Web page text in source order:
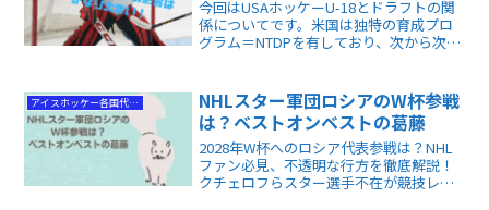
今回はUSAホッケーU-18とドラフトの関
係についてです。米国は独特の育成プロ
グラム＝NTDPを有しており、次から次へ
から多くの選手が指名されました。
アイスホッケー各国代表情報
NHLスター軍団ロシアのW杯参戦
は？ベストオンベストの葛藤
2028年W杯へのロシア代表参戦は？NHL
ファン必見、不透明な行方を徹底解説！
クチェロフらスター選手不在が競技レベ